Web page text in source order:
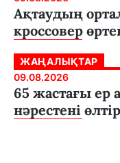
Ақтаудың
кроссовер
ЖАҢАЛЫҚТАР
09.08.2026
65 жастағы ер
нәрестені